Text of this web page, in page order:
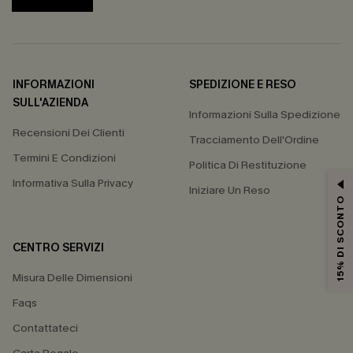
INFORMAZIONI
SULL'AZIENDA
Recensioni Dei Clienti
Termini E Condizioni
Informativa Sulla Privacy
SPEDIZIONE E RESO
Informazioni Sulla Spedizione
Tracciamento Dell'Ordine
Politica Di Restituzione
Iniziare Un Reso
CENTRO SERVIZI
Misura Delle Dimensioni
Faqs
Contattateci
15% DI SCONTO